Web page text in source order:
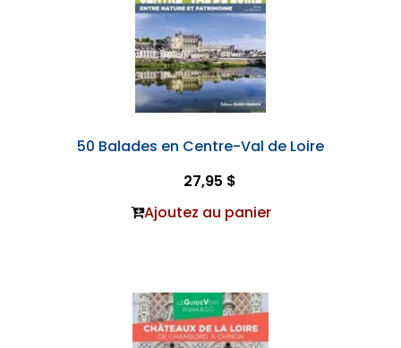
50 Balades en Centre-Val de Loire
27,95 $
Ajoutez au panier